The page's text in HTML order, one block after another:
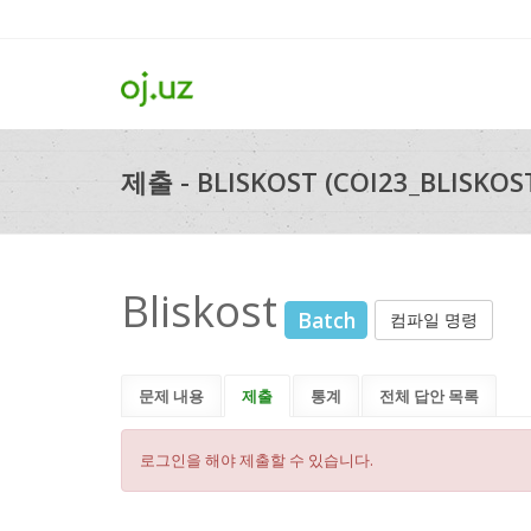
제출 - BLISKOST
Bliskost Batch 컴파일 명령
문제 내용 제출 통계 전체 답안 목록
로그인을 해야 제출할 수 있습니다.